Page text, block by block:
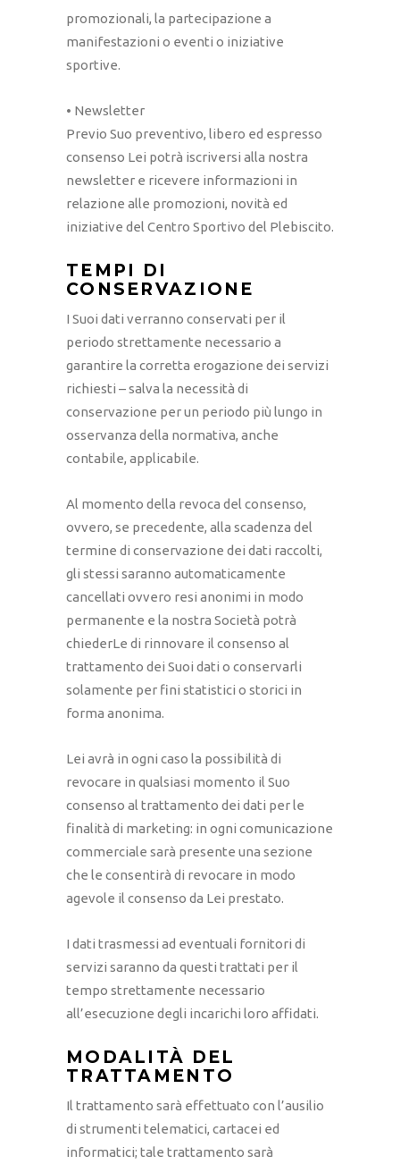
promozionali, la partecipazione a
manifestazioni o eventi o iniziative
sportive.
• Newsletter
Previo Suo preventivo, libero ed espresso
consenso Lei potrà iscriversi alla nostra
newsletter e ricevere informazioni in
relazione alle promozioni, novità ed
iniziative del Centro Sportivo del Plebiscito.
TEMPI DI
CONSERVAZIONE
I Suoi dati verranno conservati per il
periodo strettamente necessario a
garantire la corretta erogazione dei servizi
richiesti – salva la necessità di
conservazione per un periodo più lungo in
osservanza della normativa, anche
contabile, applicabile.
Al momento della revoca del consenso,
ovvero, se precedente, alla scadenza del
termine di conservazione dei dati raccolti,
gli stessi saranno automaticamente
cancellati ovvero resi anonimi in modo
permanente e la nostra Società potrà
chiederLe di rinnovare il consenso al
trattamento dei Suoi dati o conservarli
solamente per fini statistici o storici in
forma anonima.
Lei avrà in ogni caso la possibilità di
revocare in qualsiasi momento il Suo
consenso al trattamento dei dati per le
finalità di marketing: in ogni comunicazione
commerciale sarà presente una sezione
che le consentirà di revocare in modo
agevole il consenso da Lei prestato.
I dati trasmessi ad eventuali fornitori di
servizi saranno da questi trattati per il
tempo strettamente necessario
all’esecuzione degli incarichi loro affidati.
MODALITÀ DEL
TRATTAMENTO
Il trattamento sarà effettuato con l’ausilio
di strumenti telematici, cartacei ed
informatici; tale trattamento sarà